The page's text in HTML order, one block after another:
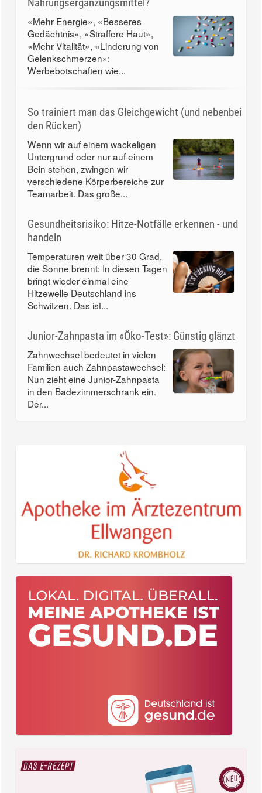
«Mehr Energie», «Besseres
Gedächtnis», «Straffere Haut»,
«Mehr Vitalität», «Linderung von
Gelenkschmerzen»:
Werbebotschaften wie...
So trainiert man das Gleichgewicht (und nebenbei
den Rücken)
Wenn wir auf einem wackeligen
Untergrund oder nur auf einem
Bein stehen, zwingen wir
verschiedene Körperbereiche zur
Teamarbeit. Das große...
Gesundheitsrisiko: Hitze-Notfälle erkennen - und
handeln
Temperaturen weit über 30 Grad,
die Sonne brennt: In diesen Tagen
bringt wieder einmal eine
Hitzewelle Deutschland ins
Schwitzen. Das ist...
Junior-Zahnpasta im «Öko-Test»: Günstig glänzt
Zahnwechsel bedeutet in vielen
Familien auch Zahnpastawechsel:
Nun zieht eine Junior-Zahnpasta
in den Badezimmerschrank ein.
Der...